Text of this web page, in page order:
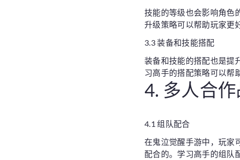
技能的等级也会影响角色
升级策略可以帮助玩家更
3.3 装备和技能搭配
装备和技能的搭配也是提
习高手的搭配策略可以帮
4. 多人合
4.1 组队配合
在鬼泣觉醒手游中，玩家
配合的。学习高手的组队